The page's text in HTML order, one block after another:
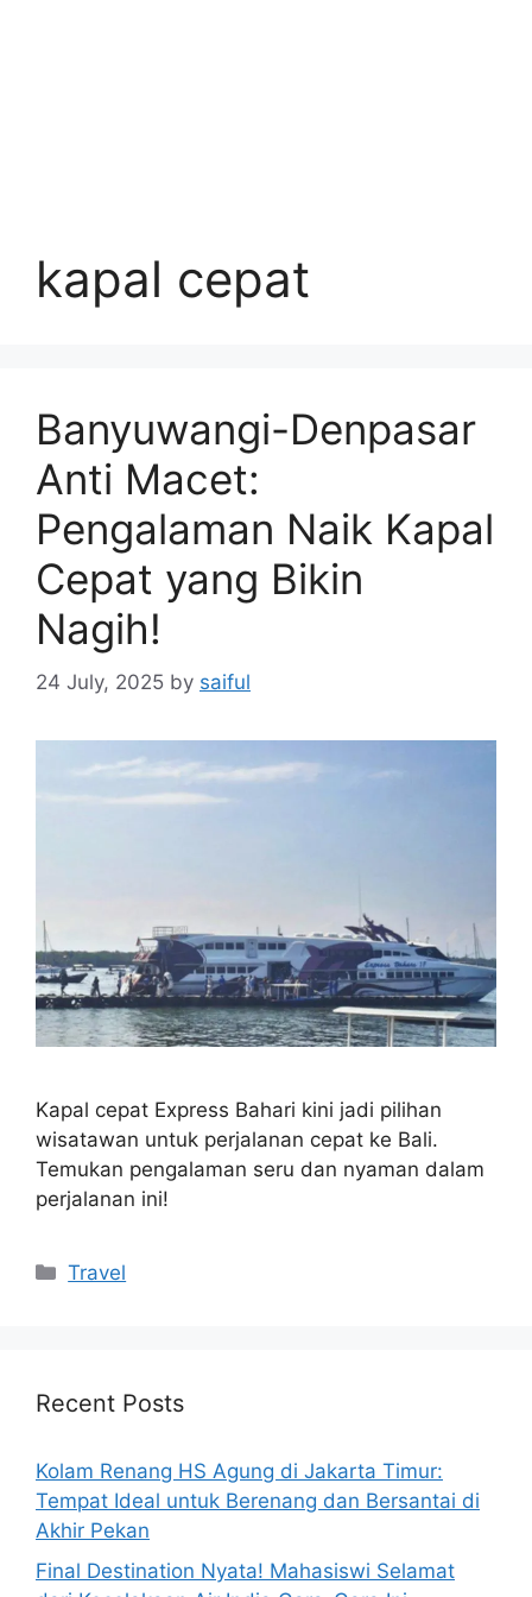
kapal cepat
Banyuwangi-Denpasar
Anti Macet:
Pengalaman Naik Kapal
Cepat yang Bikin
Nagih!
24 July, 2025 by saiful
Kapal cepat Express Bahari kini jadi pilihan
wisatawan untuk perjalanan cepat ke Bali.
Temukan pengalaman seru dan nyaman dalam
perjalanan ini!
Categories
Travel
Recent Posts
Kolam Renang HS Agung di Jakarta Timur:
Tempat Ideal untuk Berenang dan Bersantai di
Akhir Pekan
Final Destination Nyata! Mahasiswi Selamat